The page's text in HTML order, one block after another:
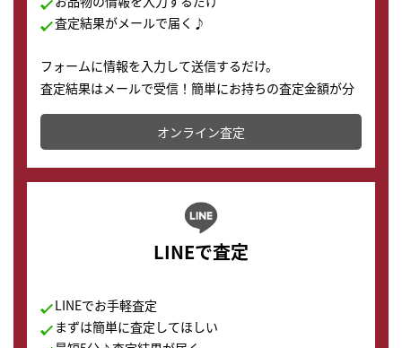
査定結果がメールで届く♪
フォームに情報を入力して送信するだけ。
査定結果はメールで受信！簡単にお持ちの査定金額が分
かります。
オンライン査定
LINEで査定
LINEでお手軽査定
まずは簡単に査定してほしい